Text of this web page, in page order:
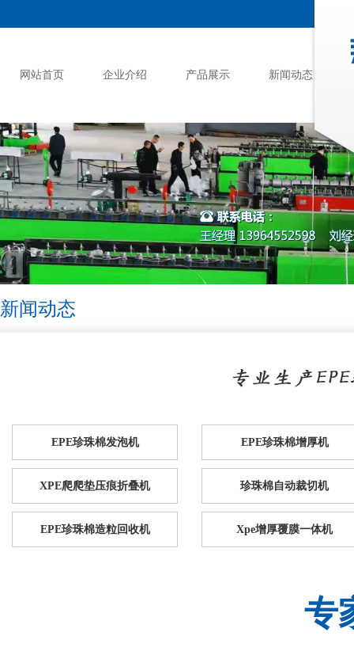
网站首页 企业介绍 产品展示 新闻动态
新闻动态
EPE珍珠棉发泡机 EPE珍珠棉增厚机
XPE爬爬垫压痕折叠机 珍珠棉自动裁切机
EPE珍珠棉造粒回收机 Xpe增厚覆膜一体机
专